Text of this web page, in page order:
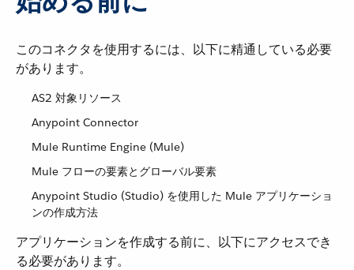
このコネクタを使用するには、以下に精通している必要
があります。
AS2 対象リソース
Anypoint Connector
Mule Runtime Engine (Mule)
Mule フローの要素とグローバル要素
Anypoint Studio (Studio) を使用した Mule アプリケーショ
ンの作成方法
アプリケーションを作成する前に、以下にアクセスでき
る必要があります。